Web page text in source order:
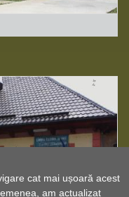
cat mai ușoară acest
am actualizat